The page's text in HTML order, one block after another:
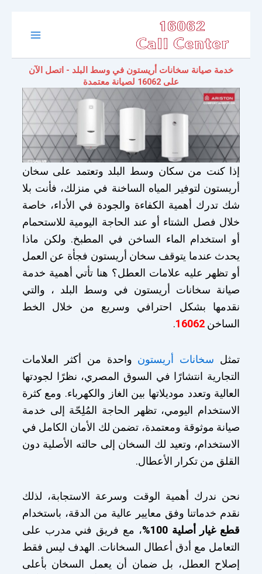
خدمة صيانة سخانات أريستون في وسط البلد - اتصل الآن
على 16062 لصيانة معتمدة
إذا كنت من سكان وسط البلد وتعتمد على سخان
أريستون لتوفير المياه الساخنة في منزلك، فأنت بلا
شك تدرك أهمية الكفاءة والجودة في الأداء، خاصة
خلال فصل الشتاء أو عند الحاجة اليومية للاستحمام
أو استخدام الماء الساخن في المطبخ. ولكن ماذا
يحدث عندما يتوقف سخان أريستون فجأة عن العمل
أو تظهر عليه علامات العطل؟ هنا تأتي أهمية خدمة
صيانة سخانات أريستون في وسط البلد ، والتي
نقدمها بشكل احترافي وسريع من خلال الخط
الساخن 16062
.
تمثل سخانات أريستون واحدة من أكثر العلامات
التجارية انتشارًا في السوق المصري، نظرًا لجودتها
العالية وتعدد موديلاتها بين الغاز والكهرباء. ومع كثرة
الاستخدام اليومي، تظهر الحاجة المُلِحّة إلى خدمة
صيانة موثوقة ومعتمدة، تضمن لك الأمان الكامل في
الاستخدام، وتعيد لك السخان إلى حالته الأصلية دون
القلق من تكرار الأعطال.
نحن ندرك أهمية الوقت وسرعة الاستجابة، لذلك
نقدم خدماتنا وفق معايير عالية من الدقة، باستخدام
قطع غيار أصلية 100%
، مع فريق فني مدرب على
التعامل مع أدق أعطال السخانات. الهدف ليس فقط
إصلاح العطل، بل ضمان أن يعمل السخان بأعلى